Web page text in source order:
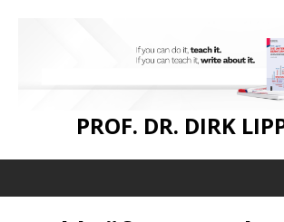
PROF. DR. DIRK